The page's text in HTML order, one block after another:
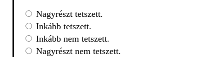
Nagyrészt tetszett.
Inkább tetszett.
Inkább nem tetszett.
Nagyrészt nem tetszett.